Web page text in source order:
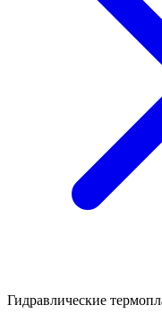
Гидравлические